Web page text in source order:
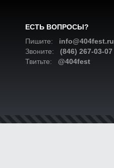
ЕСТЬ ВОПРОСЫ?
Пишите: info@404fest.ru
Звоните: (846) 267-03-07
Твитьте: @404fest